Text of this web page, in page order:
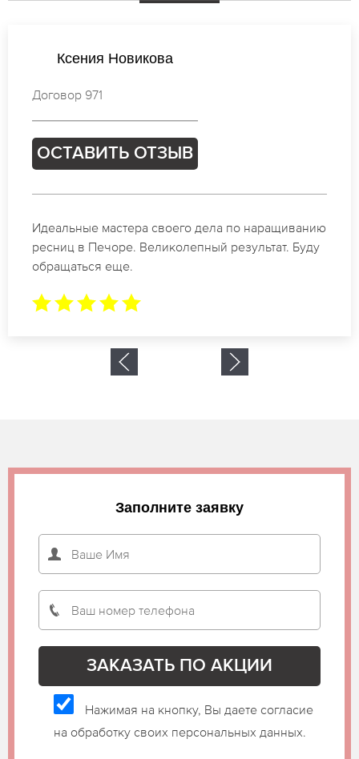
Ирина Кузнецова
Договор 981
ОСТАВИТЬ ОТЗЫВ
Спасибо огромное. Заказывала наращивание
ресниц в Печоре для мероприятия. За 2 часа все
было готово.
Заполните заявку
Нажимая на кнопку, Вы даете согласие
на обработку своих персональных данных.